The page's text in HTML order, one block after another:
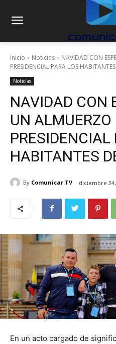
Inicio Noticias
NAVIDAD CON
PRESIDENCIAL PARA LOS
Noticias
NAVIDAD CON
UN ALMUERZO
PRESIDENCIAL
HABITANTES
By Comunicar TV diciembre
En un acto cargado de